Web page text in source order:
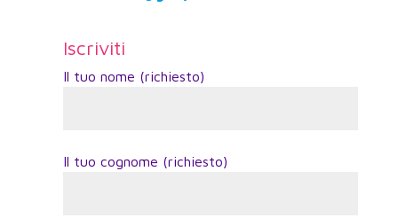
Iscriviti
Il tuo nome (richiesto)
Il tuo cognome (richiesto)